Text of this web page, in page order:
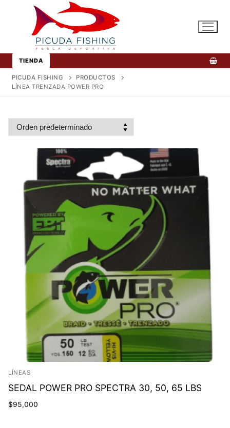
contenido
TIENDA
PICUDA FISHING
PRODUCTOS
LÍNEA TRENZADA POWER PRO
LÍNEAS
SEDAL POWER PRO SPECTRA 30, 50, 65 LBS
$95,000